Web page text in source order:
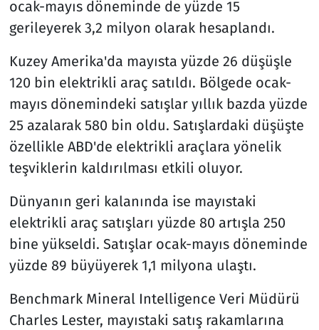
ocak-mayıs döneminde de yüzde 15
gerileyerek 3,2 milyon olarak hesaplandı.
Kuzey Amerika'da mayısta yüzde 26 düşüşle
120 bin elektrikli araç satıldı. Bölgede ocak-
mayıs dönemindeki satışlar yıllık bazda yüzde
25 azalarak 580 bin oldu. Satışlardaki düşüşte
özellikle ABD'de elektrikli araçlara yönelik
teşviklerin kaldırılması etkili oluyor.
Dünyanın geri kalanında ise mayıstaki
elektrikli araç satışları yüzde 80 artışla 250
bine yükseldi. Satışlar ocak-mayıs döneminde
yüzde 89 büyüyerek 1,1 milyona ulaştı.
Benchmark Mineral Intelligence Veri Müdürü
Charles Lester, mayıstaki satış rakamlarına